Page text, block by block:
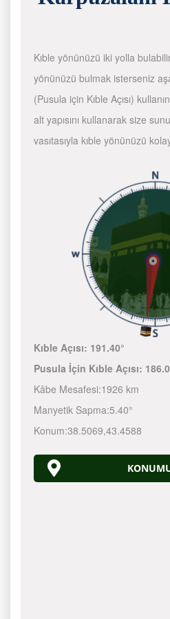
Kıble yönünüzü iki yolla
yönünüzü bulmak isterseniz
(Pusula için Kıble Açısı)
alt yapısını kullanarak size
vasıtasıyla kıble yönünüzü
Kıble Açısı: 191.40°
Pusula İçin Kıble Açısı:
Kâbe Mesafesi:1926 km
Manyetik Sapma:5.40°
Konum:38.5069,43.4588